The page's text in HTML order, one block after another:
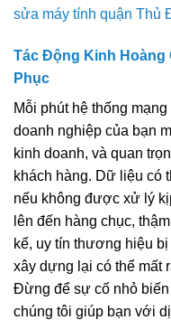
sửa máy tính quận Thủ
Tác Động Kinh Hoàng
Phục
Mỗi phút hệ thống
doanh nghiệp của bạn
kinh doanh, và quan
khách hàng. Dữ liệu có
nếu không được xử lý
lên đến hàng chục,
kể, uy tín thương hiệu
xây dựng lại có thể mất
Đừng để sự cố nhỏ
chúng tôi giúp bạn với